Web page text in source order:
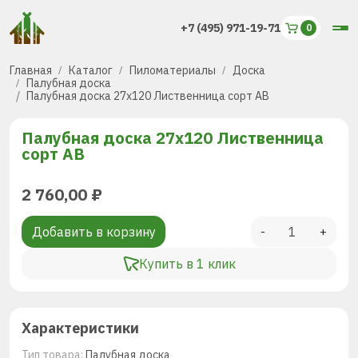
+7 (495) 971-19-71
Главная Каталог Пиломатериалы
Доска
Палубная доска
Палубная доска 27х120 Лиственница сорт АВ
Палубная доска 27х120 Лиственница
сорт АВ
2 760,00 ₽
Добавить в корзину
Купить в 1 клик
- +
Характеристики
Тип товара: Палубная доска